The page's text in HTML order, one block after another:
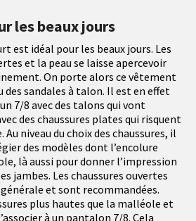
les beaux jours
est idéal pour les beaux jours. Les
et la peau se laisse apercevoir
On porte alors ce vêtement
des sandales à talon. Il est en effet
7/8 avec des talons qui vont
des chaussures plates qui risquent
niveau du choix des chaussures, il
des modèles dont l’encolure
là aussi pour donner l’impression
jambes. Les chaussures ouvertes
et sont recommandées.
plus hautes que la malléole et
à un pantalon 7/8. Cela